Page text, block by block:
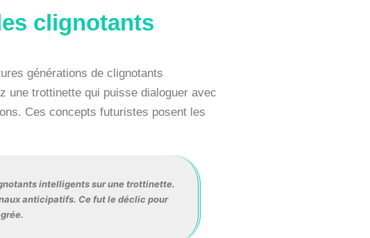
clignotants
générations de clignotants
une trottinette qui puisse dialoguer avec
Ces concepts futuristes posent les
intelligents sur une trottinette.
anticipatifs. Ce fut le déclic pour